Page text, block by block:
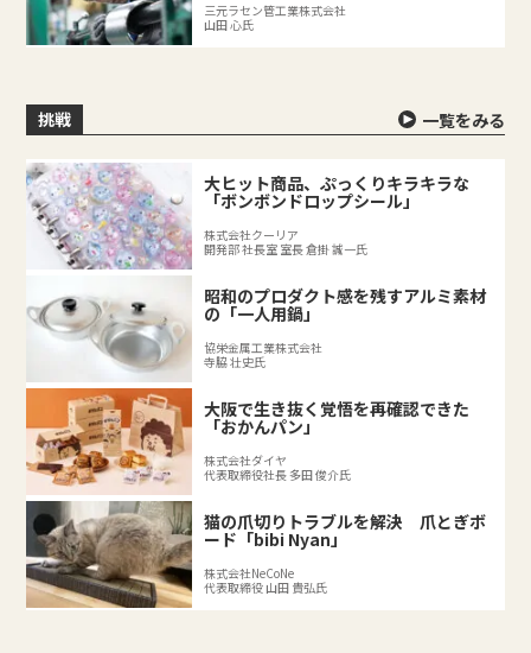
三元ラセン管工業株式会社
山田 心氏
挑戦 一覧をみる
大ヒット商品、ぷっくりキラキラな
「ボンボンドロップシール」
株式会社クーリア
開発部 社長室 室長 倉掛 誠一氏
昭和のプロダクト感を残すアルミ素材
の「一人用鍋」
協栄金属工業株式会社
寺脇 壮史氏
大阪で生き抜く覚悟を再確認できた
「おかんパン」
株式会社ダイヤ
代表取締役社長 多田 俊介氏
猫の爪切りトラブルを解決 爪とぎボ
ード「bibi Nyan」
株式会社NeCoNe
代表取締役 山田 貴弘氏